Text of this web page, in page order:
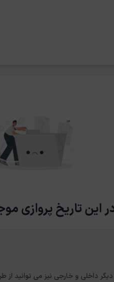
این تاریخ پروازی